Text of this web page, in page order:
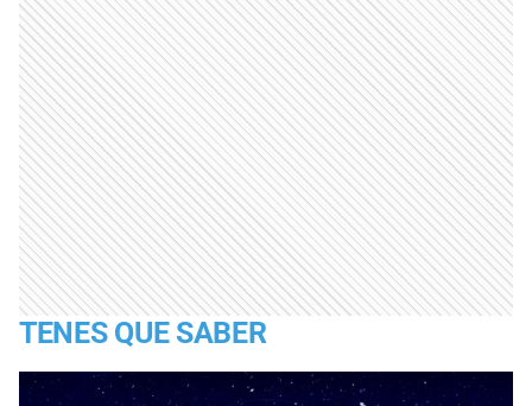
TENES QUE SABER